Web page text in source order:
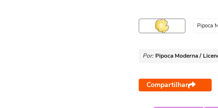
Pipoca
Por: Pipoca Moderna /
Compartilhar